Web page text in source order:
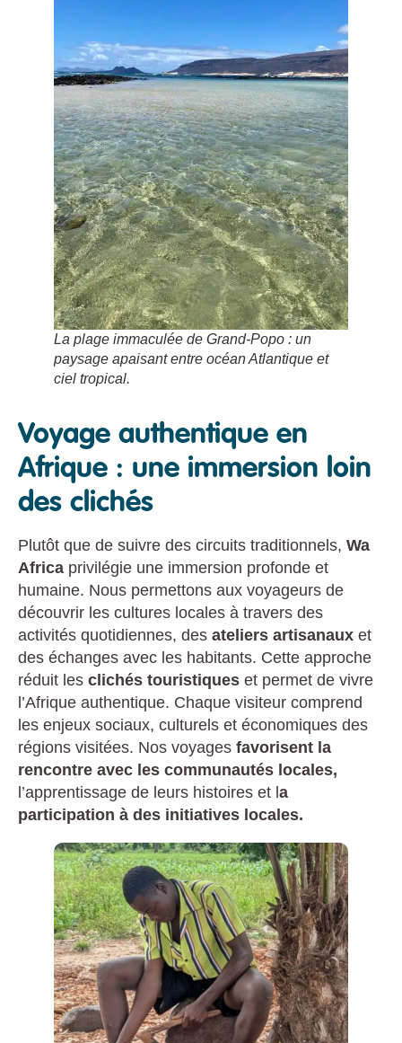
La plage immaculée de Grand-Popo : un
paysage apaisant entre océan Atlantique et
ciel tropical.
Voyage authentique en
Afrique : une immersion loin
des clichés
Plutôt que de suivre des circuits traditionnels, Wa
Africa privilégie une immersion profonde et
humaine. Nous permettons aux voyageurs de
découvrir les cultures locales à travers des
activités quotidiennes, des ateliers artisanaux et
des échanges avec les habitants. Cette approche
réduit les clichés touristiques et permet de vivre
l’Afrique authentique. Chaque visiteur comprend
les enjeux sociaux, culturels et économiques des
régions visitées. Nos voyages favorisent la
rencontre avec les communautés locales,
l’apprentissage de leurs histoires et l a
participation à des initiatives locales.